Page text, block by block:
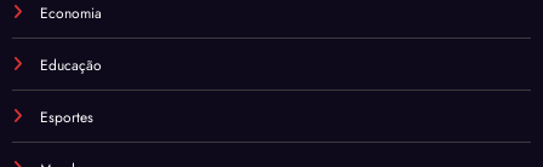
Economia
Educação
Esportes